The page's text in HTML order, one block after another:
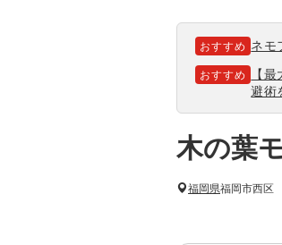
おすすめ ネモ
おすすめ
【
避術
木の葉
福岡県福岡市西区